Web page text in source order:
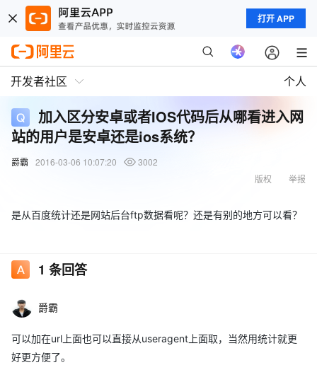
打开 APP
开发者社区 个人
加入区分安卓或者IOS代码后从哪看进入网
站的用户是安卓还是ios系统？
爵霸 2016-03-06 10:07:20
3002
举报
版权
是从百度统计还是网站后台ftp数据看呢？还是有别的地方可以看？
1 条回答
爵霸
可以加在url上面也可以直接从useragent上面取，当然用统计就更
好更方便了。